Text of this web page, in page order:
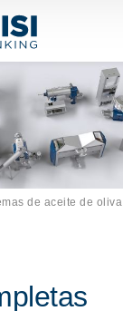
Spa
de aceite de oliva